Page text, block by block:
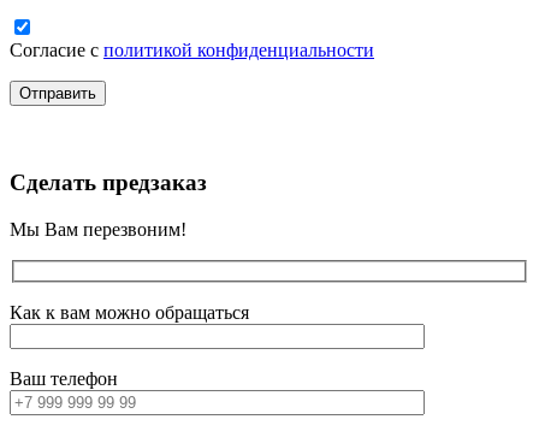
Согласие с политикой конфиденциальности
Сделать предзаказ
Мы Вам перезвоним!
Как к вам можно обращаться
Ваш телефон